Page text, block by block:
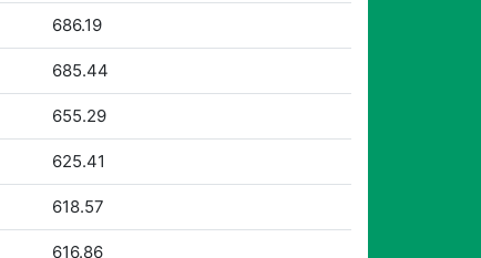
686.19
685.44
655.29
625.41
618.57
616.86